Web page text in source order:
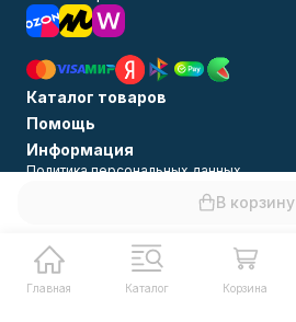
В корзину
Главная Каталог Корзина
Каталог товаров
Помощь
Информация
Политика персональных данных